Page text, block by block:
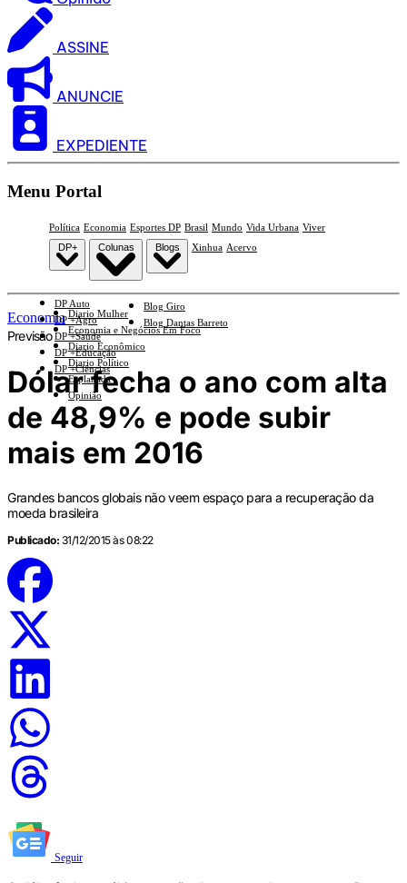
ASSINE
ANUNCIE
EXPEDIENTE
Menu Portal
Política Economia Esportes DP Brasil Mundo Vida Urbana Viver
DP+
DP Auto
DP +Agro
DP +Saúde
DP +Educação
DP +Ciências
Colunas
Diario Mulher
Economia e Negócios Em Foco
Diario Econômico
Diario Político
Esplanada
Opinião
Blogs
Blog Giro
Blog Dantas Barreto
Xinhua Acervo
Economia
Previsão
Dólar fecha o ano com alta
de 48,9% e pode subir
mais em 2016
Grandes bancos globais não veem espaço para a recuperação da
moeda brasileira
Publicado: 31/12/2015 às 08:22
Seguir